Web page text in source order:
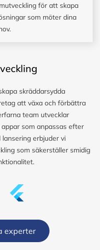
för att skapa
som möter dina
skräddarsydda
att växa och förbättra
team utvecklar
som anpassas efter
lansering erbjuder vi
som säkerställer smidig
experter